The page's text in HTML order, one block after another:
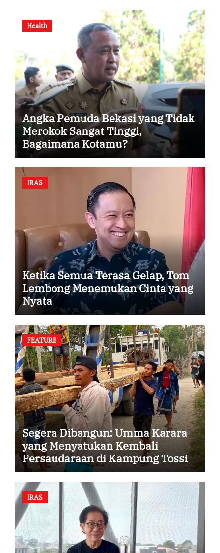
Health
Angka Pemuda Bekasi yang Tidak
Merokok Sangat Tinggi,
Bagaimana Kotamu?
IRAS
Ketika Semua Terasa Gelap, Tom
Lembong Menemukan Cinta yang
Nyata
FEATURE
Segera Dibangun: Umma Karara
yang Menyatukan Kembali
Persaudaraan di Kampung Tossi
IRAS